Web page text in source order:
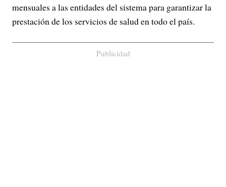
mensuales a las entidades del sistema para garantizar la
prestación de los servicios de salud en todo el país.
Publicidad